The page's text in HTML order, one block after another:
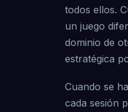
todos ellos.
un juego
dominio de
estratégica
Cuando se
cada sesión